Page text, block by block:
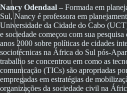
Nancy Odendaal – Formada em
Sul, Nancy é professora em
Universidade da Cidade do Cabo
e sociedade começou com sua
anos 2000 sobre políticas de cidades
sociotécnicas na África do Sul pós-
trabalho se concentrou em como as
comunicação (TICs) são apropriadas
empregadas em estratégias de
organizações da sociedade civil na